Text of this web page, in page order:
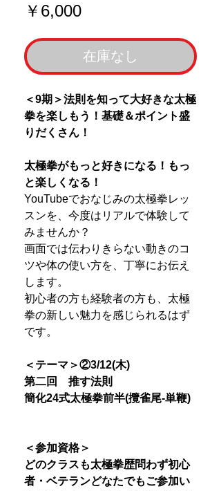
￥6,000価
在庫なし
＜9期＞法則を知って大好きな太極
拳を楽しもう！基礎＆ポイント盛
りだくさん！
太極拳がもっと好きになる！もっ
と楽しくなる！
YouTubeでおなじみの太極拳レッ
スンを、今度はリアルで体験して
みませんか？
画面では伝わりきらない動きのコ
ツや体の使い方を、丁寧にお伝え
します。
初心者の方も経験者の方も、太極
拳の新しい魅力を感じられるはず
です。
＜テーマ＞②3/12(木)
第二回 推す法則
簡化24式太極拳前半(攬雀尾-単鞭)
＜参加資格＞
どのクラスも太極拳歴問わず初心
者・ベテランどなたでもご参加い